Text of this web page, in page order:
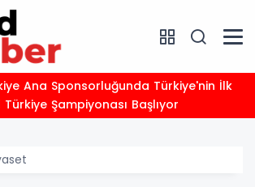
Türkiye Şampiyonası Başlıyor